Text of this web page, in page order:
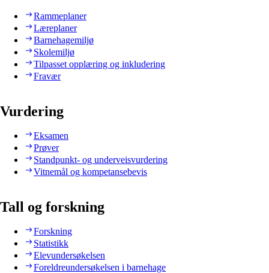
Rammeplaner
Læreplaner
Barnehagemiljø
Skolemiljø
Tilpasset opplæring og inkludering
Fravær
Vurdering
Eksamen
Prøver
Standpunkt- og underveisvurdering
Vitnemål og kompetansebevis
Tall og forskning
Forskning
Statistikk
Elevundersøkelsen
Foreldreundersøkelsen i barnehage